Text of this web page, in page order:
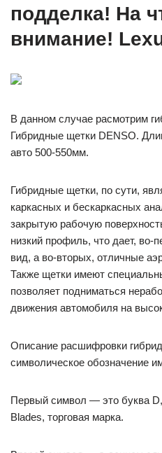
подделка! На
внимание!
В данном случае расмотрим
Гибридные щетки DENSO.
авто 500-550мм.
Гибридные щетки, по сути,
каркасных и бескаркасных
закрытую рабочую
низкий профиль, что дает,
вид, а во-вторых, отличные
Также щетки имеют
позволяет подниматься
движения автомобиля на
Описание расшифровки
символическое обозначение
Первый символ — это буква
Blades, торговая марка.